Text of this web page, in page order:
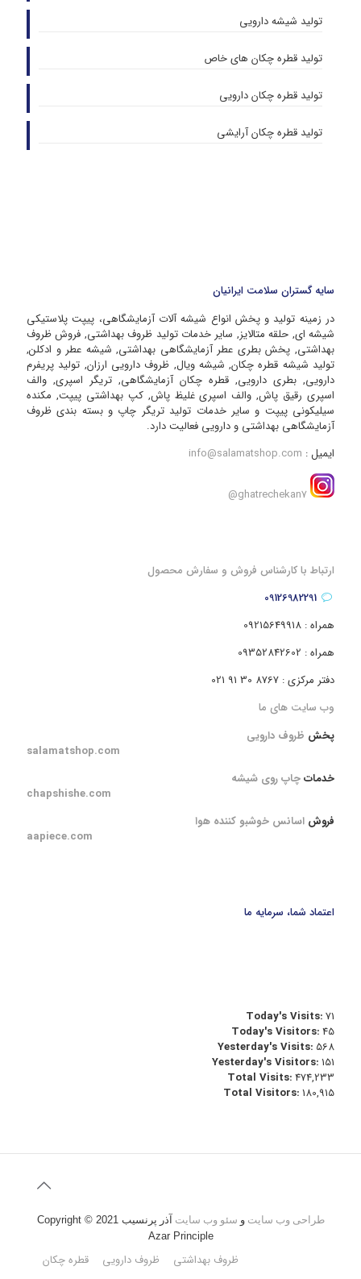
تولید شیشه دارویی
تولید قطره چکان های خاص
تولید قطره چکان دارویی
تولید قطره چکان آرایشی
سایه گستران سلامت ایرانیان
در زمینه تولید و پخش انواع شیشه آلات آزمایشگاهی، پیپت پلاستیکی
شیشه ای, حلقه متالایز, سایر خدمات تولید ظروف بهداشتی, فروش ظروف
بهداشتی, پخش بطری عطر آزمایشگاهی بهداشتی, شیشه عطر و ادکلن,
تولید شیشه قطره چکان, شیشه ویال, ظروف دارویی ارزان, تولید پریفرم
دارویی, بطری دارویی, قطره چکان آزمایشگاهی, تریگر اسپری, والف
اسپری رقیق پاش, والف اسپری غلیظ پاش, کپ بهداشتی پیپت, مکنده
سیلیکونی پیپت و سایر خدمات تولید تریگر چاپ و بسته بندی ظروف
آزمایشگاهی بهداشتی و دارویی فعالیت دارد.
ایمیل : info@salamatshop.com
ghatrechekan7@
ارتباط با کارشناس فروش و سفارش محصول
09126982291
همراه : 09215649918
همراه : 09352842602
دفتر مرکزی : 8767 30 91 021
وب سایت های ما
پخش ظروف دارویی
salamatshop.com
خدماتچاپ روی شیشه
chapshishe.com
فروش اسانس خوشبو کننده هوا
aapiece.com
اعتماد شما، سرمایه ما
Today's Visits:71
Today's Visitors:45
Yesterday's Visits: 568
Yesterday's Visitors:151
Total Visits:474,233
Total Visitors:180,915
طراحی وب سایت و سئو وب سایت آذر پرنسیب Copyright © 2021
Azar Principle
ظروف بهداشتی ظروف دارویی قطره چکان